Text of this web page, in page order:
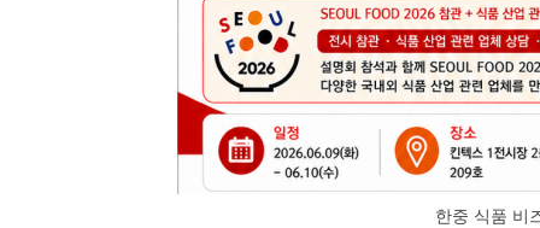
한중 식품 비